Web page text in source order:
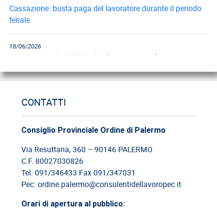
Cassazione: busta paga del lavoratore durante il periodo
feriale
18/06/2026
Cassazione: gli obblighi di informazione e formazione
12/06/2026
09/06/2026
Cassazione: responsabilità del committente privato
Cassazione: legittimità del licenziamento con email
Cassazione: responsabilità limitata del direttore dei lavori
CONTATTI
Consiglio Provinciale Ordine di Palermo
Via Resuttana, 360 – 90146 PALERMO
C.F. 80027030826
Tel. 091/346433 Fax 091/347031
Pec: ordine.palermo@consulentidellavoropec.it
Orari di apertura al pubblico: